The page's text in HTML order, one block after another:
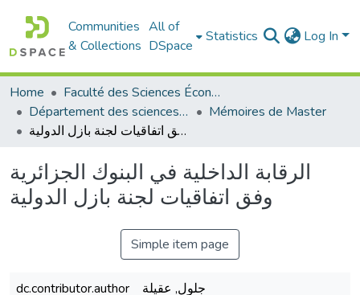
Communities
& Collections
All of
DSpace
Statistics Log In
Home
Faculté des Sciences Économiques Commerciales et des Sciences de Gestion
Département des sciences commerciales
Mémoires de Master
الرقابة الداخلية في البنوك الجزائرية وفق اتفاقيات لجنة بازل الدولية
الرقابة الداخلية في البنوك الجزائرية
وفق اتفاقيات لجنة بازل الدولية
Simple item page
dc.contributor.author
جلول, عقيلة